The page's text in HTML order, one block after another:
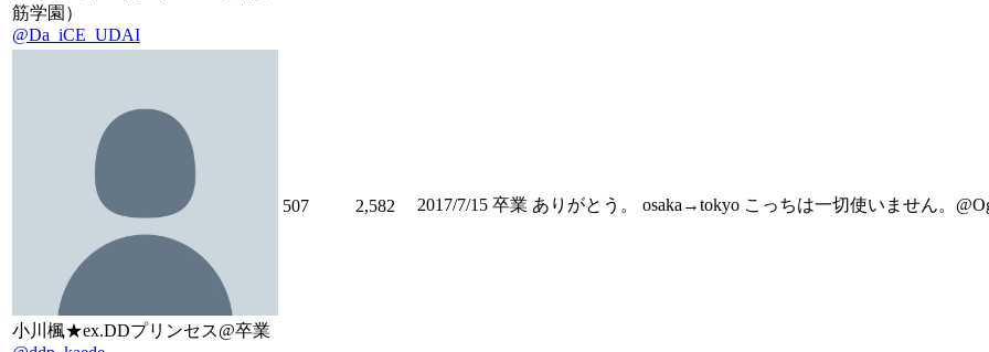
筋学園）
@Da_iCE_UDAI
小川楓★ex.DDプリンセス@卒業
507 2,582 2017/7/15 卒業 ありがとう。 osaka→tokyo こっちは一切使いません。